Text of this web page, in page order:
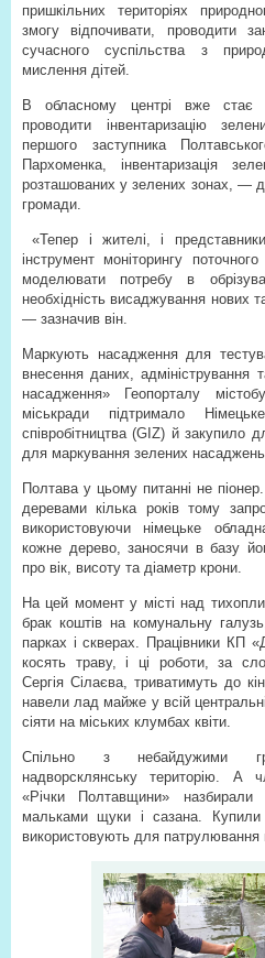
пришкільних територіях
змогу відпочивати, проводити
сучасного суспільства з
мислення дітей.
В обласному центрі вже стає
проводити інвентаризацію
першого заступника
Пархоменка, інвентаризація
розташованих у зелених зонах, —
громади.
«Тепер і жителі, і
інструмент моніторингу
моделювати потребу в
необхідність висаджування нових
— зазначив він.
Маркують насадження для
внесення даних, адміністрування
насадження» Геопорталу
міськради підтримало
співробітництва (GIZ) й закупило
для маркування зелених
Полтава у цьому питанні не
деревами кілька років тому
використовуючи німецьке
кожне дерево, заносячи в базу
про вік, висоту та діаметр крони.
На цей момент у місті над
брак коштів на комунальну
парках і скверах. Працівники КП
косять траву, і ці роботи, за
Сергія Сілаєва, триватимуть до
навели лад майже у всій
сіяти на міських клумбах квіти.
Спільно з небайдужими
надворсклянську територію. А
«Річки Полтавщини»
мальками щуки і сазана.
використовують для патрулювання